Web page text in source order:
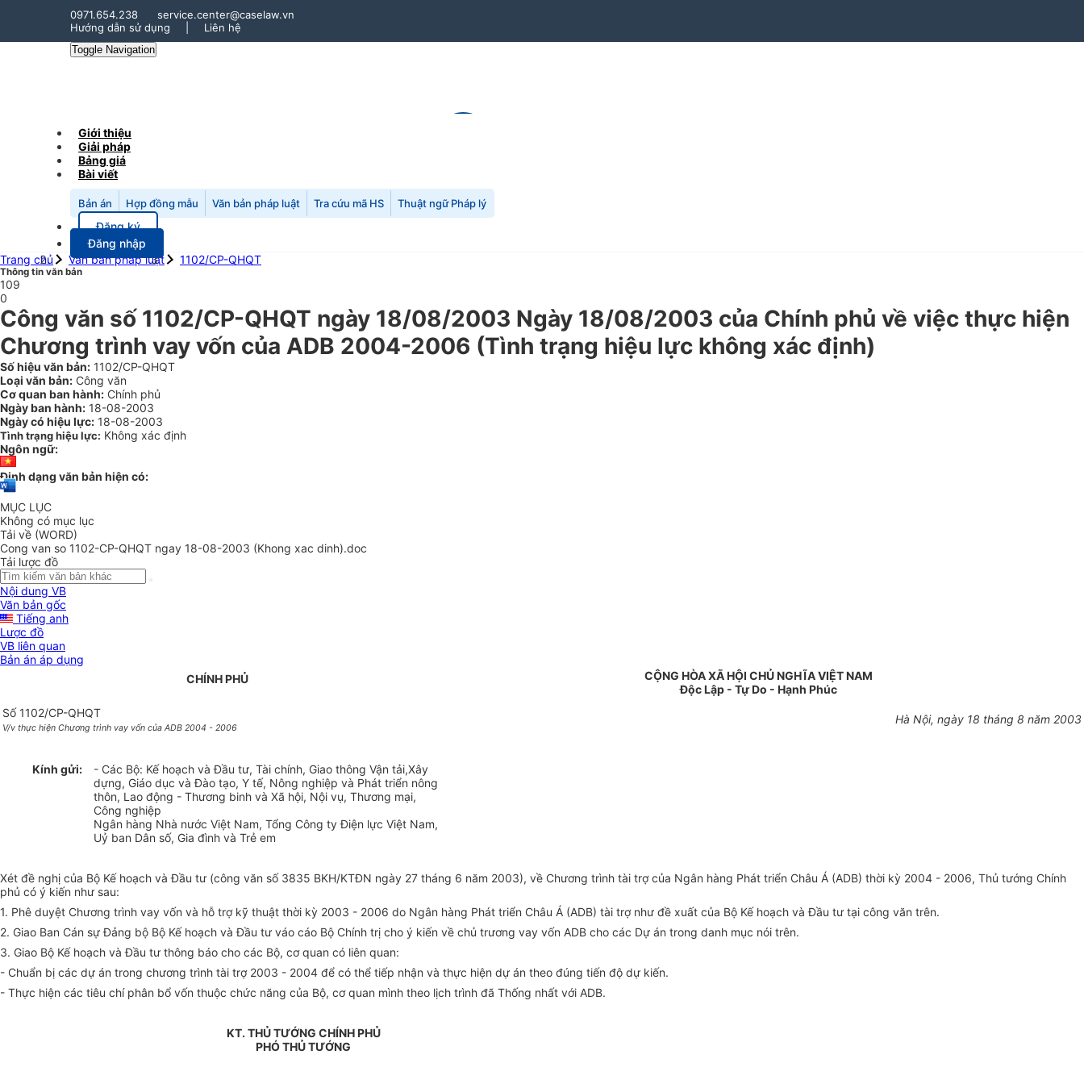
0971.654.238
service.center@caselaw.vn
Hướng dẫn sử dụng
Liên hệ
Toggle Navigation
Giới thiệu
Giải pháp
Bảng giá
Bài viết
Bản án Hợp đồng mẫu Văn bản pháp luật Tra cứu mã HS Thuật ngữ Pháp lý
Đăng ký
Đăng nhập
Trang chủ
Văn bản pháp luật 1102/CP-QHQT
Thông tin văn bản
109
0
Công văn số 1102/CP-QHQT ngày 18/08/2003 Ngày 18/08/2003 của Chính phủ về việc thực hiện
Chương trình vay vốn của ADB 2004-2006 (Tình trạng hiệu lực không xác định)
Số hiệu văn bản: 1102/CP-QHQT
Loại văn bản: Công văn
Cơ quan ban hành: Chính phủ
Ngày ban hành: 18-08-2003
Ngày có hiệu lực: 18-08-2003
Tình trạng hiệu lực: Không xác định
Ngôn ngữ:
Định dạng văn bản hiện có:
MỤC LỤC
Không có mục lục
Tải về (WORD)
Cong van so 1102-CP-QHQT ngay 18-08-2003 (Khong xac dinh).doc
Tải lược đồ
Nội dung VB
Văn bản gốc
Tiếng anh
Lược đồ
VB liên quan
Bản án áp dụng
CHÍNH PHỦ
CỘNG HÒA XÃ HỘI CHỦ NGHĨA VIỆT NAM
Độc Lập - Tự Do - Hạnh Phúc
Số 1102/CP-QHQT
V/v thực hiện Chương trình vay vốn của ADB 2004 - 2006
Hà Nội, ngày 18 tháng 8 năm 2003
Kính gửi:
- Các Bộ: Kế hoạch và Đầu tư, Tài chính, Giao thông Vận tải,Xây
dựng, Giáo dục và Đào tạo, Y tế, Nông nghiệp và Phát triển nông
thôn, Lao động - Thương binh và Xã hội, Nội vụ, Thương mại,
Công nghiệp
Ngân hàng Nhà nước Việt Nam, Tổng Công ty Điện lực Việt Nam,
Uỷ ban Dân số, Gia đình và Trẻ em
Xét đề nghị của Bộ Kế hoạch và Đầu tư (công văn số 3835 BKH/KTĐN ngày 27 tháng 6 năm 2003), về Chương trình tài trợ của Ngân hàng Phát triển Châu Á (ADB) thời kỳ 2004 - 2006, Thủ tướng Chính
phủ có ý kiến như sau:
1. Phê duyệt Chương trình vay vốn và hỗ trợ kỹ thuật thời kỳ 2003 - 2006 do Ngân hàng Phát triển Châu Á (ADB) tài trợ như đề xuất của Bộ Kế hoạch và Đầu tư tại công văn trên.
2. Giao Ban Cán sự Đảng bộ Bộ Kế hoạch và Đầu tư váo cáo Bộ Chính trị cho ý kiến về chủ trương vay vốn ADB cho các Dự án trong danh mục nói trên.
3. Giao Bộ Kế hoạch và Đầu tư thông báo cho các Bộ, cơ quan có liên quan:
- Chuẩn bị các dự án trong chương trình tài trợ 2003 - 2004 để có thể tiếp nhận và thực hiện dự án theo đúng tiến độ dự kiến.
- Thực hiện các tiêu chí phân bổ vốn thuộc chức năng của Bộ, cơ quan mình theo lịch trình đã Thống nhất với ADB.
KT. THỦ TƯỚNG CHÍNH PHỦ
PHÓ THỦ TƯỚNG